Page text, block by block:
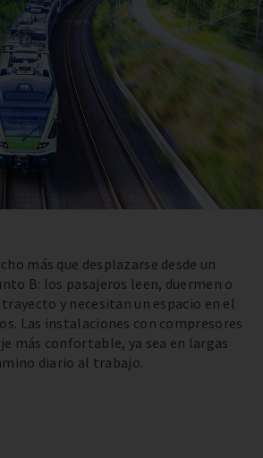
más que desplazarse desde un
B: los pasajeros leen, duermen o
y necesitan un espacio en el
Las instalaciones con compresores
más confortable, ya sea en largas
diario al trabajo.